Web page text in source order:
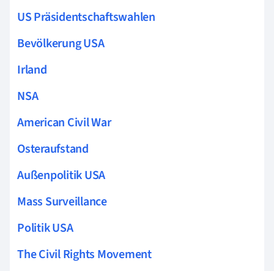
US Präsidentschaftswahlen
Bevölkerung USA
Irland
NSA
American Civil War
Osteraufstand
Außenpolitik USA
Mass Surveillance
Politik USA
The Civil Rights Movement